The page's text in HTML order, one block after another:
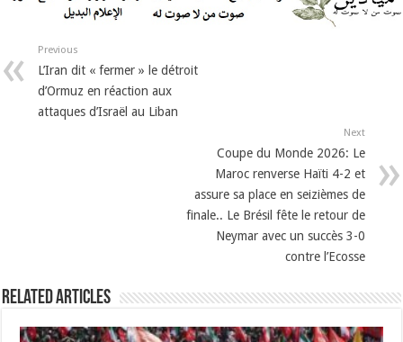
Previous
L’Iran dit « fermer » le détroit
d’Ormuz en réaction aux
attaques d’Israël au Liban
Next
Coupe du Monde 2026: Le
Maroc renverse Haïti 4-2 et
assure sa place en seizièmes de
finale.. Le Brésil fête le retour de
Neymar avec un succès 3-0
contre l’Ecosse
Related Articles